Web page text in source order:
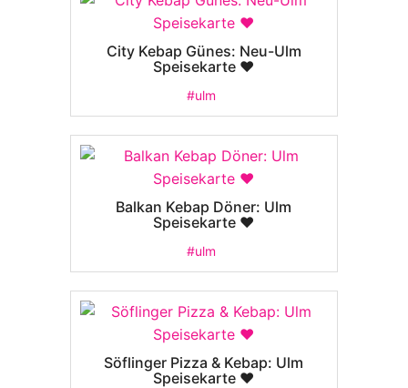
City Kebap Günes: Neu-Ulm
Speisekarte ❤️
#ulm
Balkan Kebap Döner: Ulm
Speisekarte ❤️
#ulm
Söflinger Pizza & Kebap: Ulm
Speisekarte ❤️